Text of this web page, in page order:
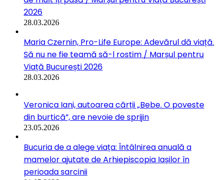
2026
28.03.2026
Maria Czernin, Pro-Life Europe: Adevărul dă viață.
Să nu ne fie teamă să-l rostim / Marșul pentru
Viață București 2026
28.03.2026
Veronica Iani, autoarea cărții „Bebe. O poveste
din burtică”, are nevoie de sprijin
23.05.2026
Bucuria de a alege viața: Întâlnirea anuală a
mamelor ajutate de Arhiepiscopia Iașilor în
perioada sarcinii